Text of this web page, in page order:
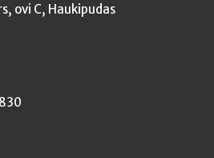
ovi C, Haukipudas